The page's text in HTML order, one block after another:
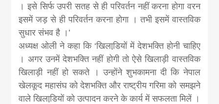
। इसे सिर्फ उपरी सतह से ही परिवर्तन नहीं करना होगा वरन
इसमें जड़ से ही परिवर्तन करना होगा । तभी इसमें वास्तविक
सुधार संभव है ।’
अध्यक्ष ओली ने कहा कि ‘खिलाडि़यों में देशभक्ति होनी चाहिए
। अगर उनमें देशभक्ति नहीं होगी तो ऐसे खिलाड़ी वास्तविक
खिलाड़ी नहीं हो सकते । उन्होंने शुभकामना दी कि नेपाल
खेलकूद महासंघ को देशभक्ति और राष्ट्रीय गरिमा को समझने
वाले खिलाडि़यों को उत्पादन करने के कार्य में सफलता मिलें ।